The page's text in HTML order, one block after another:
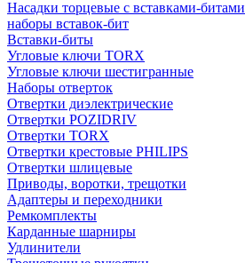
Насадки торцевые с вставками-битами
наборы вставок-бит
Вставки-биты
Угловые ключи TORX
Угловые ключи шестигранные
Наборы отверток
Отвертки диэлектрические
Отвертки POZIDRIV
Отвертки TORX
Отвертки крестовые PHILIPS
Отвертки шлицевые
Приводы, воротки, трещотки
Адаптеры и переходники
Ремкомплекты
Карданные шарниры
Удлинители